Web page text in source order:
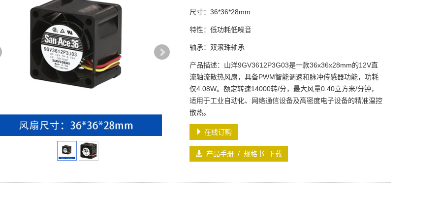
尺寸：36*36*28mm
特性：低功耗低噪音
轴承：双滚珠轴承
产品描述：山洋9GV3612P3G03是一款36x36x28mm的12V直
流轴流散热风扇，具备PWM智能调速和脉冲传感器功能，功耗
仅4.08W。额定转速14000转/分，最大风量0.40立方米/分钟，
适用于工业自动化、网络通信设备及高密度电子设备的精准温控
散热。
在线订购
产品手册 / 规格书 下载